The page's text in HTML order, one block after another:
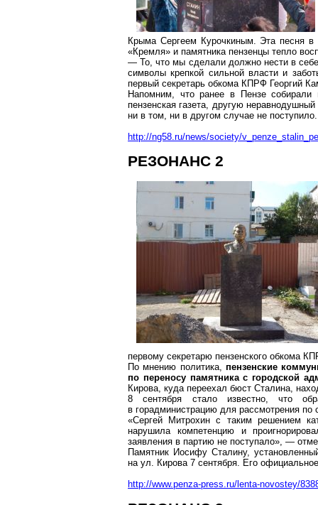
Крыма Сергеем Курочкиным. Эта песня в
«Кремля» и памятника пензенцы тепло
— То, что мы сделали должно нести в
символы крепкой сильной власти и
первый секретарь обкома КПРФ Георгий
Напомним, что ранее в Пензе собирали
пензенская газета, другую
ни в том, ни в другом случае не поступило.
http://ng58.ru/news/society/
РЕЗОНАНС 2
первому секретарю пензенского обкома
По мнению политика, пензенские
по переносу памятника с городской
Кирова, куда переехал бюст Сталина,
8 сентября стало известно, что
в горадминистрацию для рассмотрения по
«Сергей Митрохин с таким решением
нарушила компетенцию и
заявления в партию не поступало», —
Памятник Иосифу Сталину,
на ул. Кирова 7 сентября. Его
http://www.penza-press.ru/lenta-novostey/